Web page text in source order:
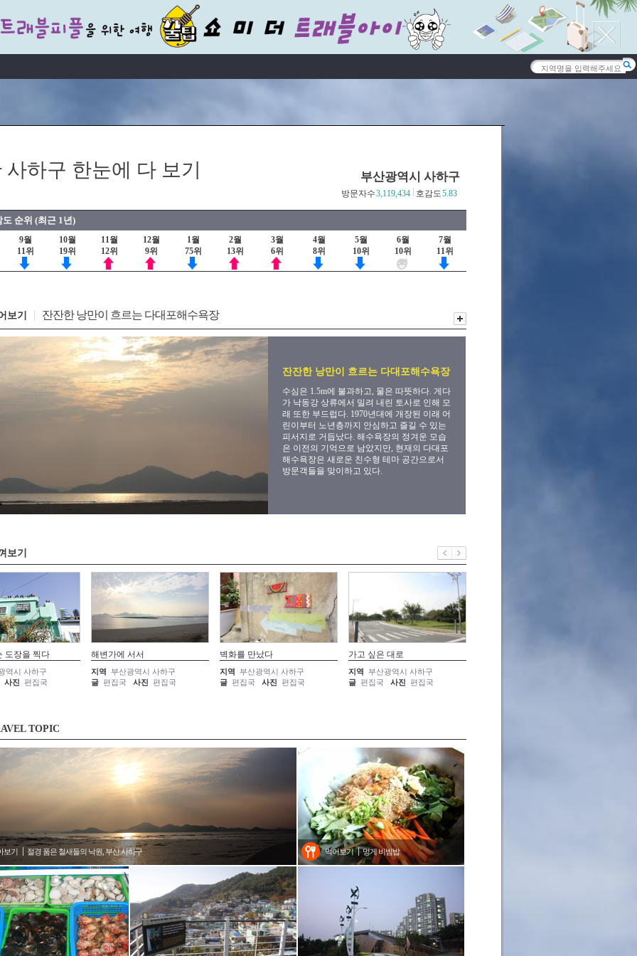
사하구 한눈에 다 보기 부산광역시 사하구
호감도5.83
방문자수3,119,434
순위 (최근 1년)
9월
11위
10월
19위
11월
12위
12월
9위
1월
75위
2월
13위
3월
6위
4월
8위
5월
10위
6월
10위
7월
11위
보기 잔잔한 낭만이 흐르는 다대포해수욕장
잔잔한 낭만이 흐르는 다대포해수욕장
수심은 1.5m에 불과하고, 물은 따뜻하다. 게다
가 낙동강 상류에서 밀려 내린 토사로 인해 모
래 또한 부드럽다. 1970년대에 개장된 이래 어
린이부터 노년층까지 안심하고 즐길 수 있는
피서지로 거듭났다. 해수욕장의 정겨운 모습
은 이전의 기억으로 남았지만, 현재의 다대포
해수욕장은 새로운 친수형 테마 공간으로서
방문객들을 맞이하고 있다.
보기
도장을 찍다
역시 사하구
진 편집국
해변가에 서서
지역
부산광역시 사하구
글 편집국 사진 편집국
벽화를 만났다
지역
부산광역시 사하구
글 편집국 사진 편집국
가고 싶은 대로
지역
부산광역시 사하구
글 편집국 사진 편집국
TOPIC
먹어보기 멍게 비빔밥
보기 절경 품은 철새들의 낙원, 부산 사하구